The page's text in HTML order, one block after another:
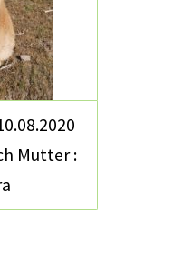
Mutter :